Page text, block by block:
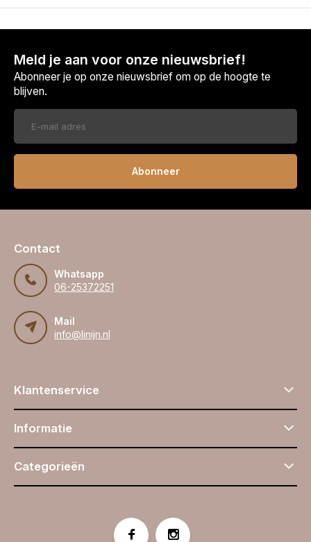
Meld je aan voor onze nieuwsbrief!
Abonneer je op onze nieuwsbrief om op de hoogte te
blijven.
Abonneer
Contact
Whatsapp
06-25372251
Mail
info@linijn.nl
Klantenservice
Informatie
Categorieën